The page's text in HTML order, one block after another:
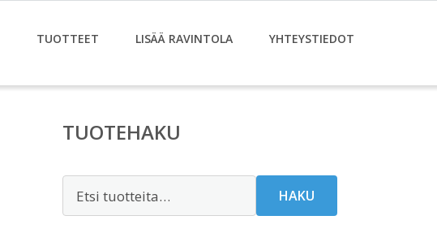
TUOTTEET LISÄÄ RAVINTOLA YHTEYSTIEDOT
TUOTEHAKU
HAKU